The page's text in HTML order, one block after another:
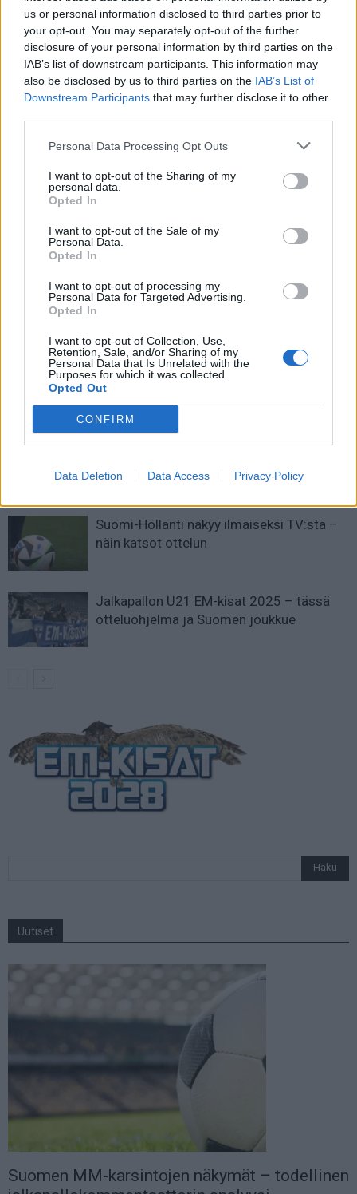
us or personal information disclosed to third parties prior to
your opt-out. You may separately opt-out of the further
disclosure of your personal information by third parties on the
IAB’s list of downstream participants. This information may
also be disclosed by us to third parties on the IAB’s List of
Downstream Participants that may further disclose it to other
Personal Data Processing Opt Outs
I want to opt-out of the Sharing of my
personal data.
Opted In
I want to opt-out of the Sale of my
Personal Data.
Opted In
I want to opt-out of processing my
Personal Data for Targeted Advertising.
Opted In
I want to opt-out of Collection, Use,
Retention, Sale, and/or Sharing of my
Personal Data that Is Unrelated with the
Purposes for which it was collected.
Opted Out
CONFIRM
Data Deletion Data Access Privacy Policy
https://twitter.com/Sport1_Sport2/status/17835496526561
52651
Katso myös:Tyylikäs ele – Harry Maguire osoitti upeasti
kunnioitusta vastustajalle voitetun FA Cup semifinaalin jälkeen
Edellinen artikkeli
Vålerengan Daniel Håkans vei
vastustajan veskarin upeasti
kahville ja upotti pallon maaliin
Seuraava artikkeli
Sarjanousu varmistui Leedsin
tappion myötä
LIITTYVÄT ARTIKKELIT LISÄÄ TEKIJÄLTÄ
Suomen MM-karsintojen näkymät –
todellinen jalkapallokommentaattorin
analyysi
Suomi-Hollanti näkyy ilmaiseksi TV:stä –
näin katsot ottelun
Jalkapallon U21 EM-kisat 2025 – tässä
otteluohjelma ja Suomen joukkue
Uutiset
Suomen MM-karsintojen näkymät – todellinen